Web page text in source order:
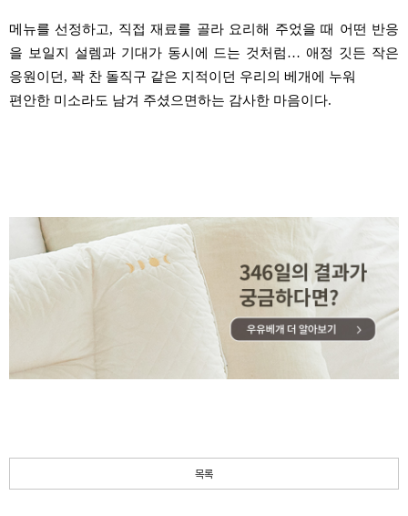
메뉴를 선정하고, 직접 재료를 골라 요리해 주었을 때 어떤 반응
을 보일지 설렘과 기대가 동시에 드는 것처럼…애정 깃든 작은
응원이던 , 꽉 찬 돌직구 같은 지적이던 우리의 베개에 누워
편안한 미소라도 남겨 주셨으면하는 감사한 마음이다.
목록